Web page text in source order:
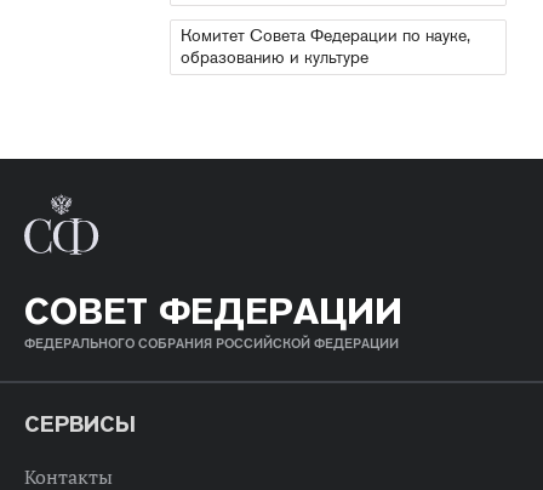
Комитет Совета Федерации по науке,
образованию и культуре
СОВЕТ ФЕДЕРАЦИИ
ФЕДЕРАЛЬНОГО СОБРАНИЯ РОССИЙСКОЙ ФЕДЕРАЦИИ
СЕРВИСЫ
Контакты